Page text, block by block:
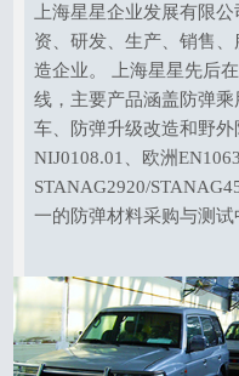
上海星星企业发展有限
资、研发、生产、销售
造企业。 上海星星先后
线，主要产品涵盖防弹
车、防弹升级改造和野
NIJ0108.01、欧洲
STANAG2920/
一的防弹材料采购与测试